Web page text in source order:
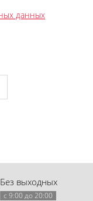
данных
Без выходных
с 9:00 до 20:00